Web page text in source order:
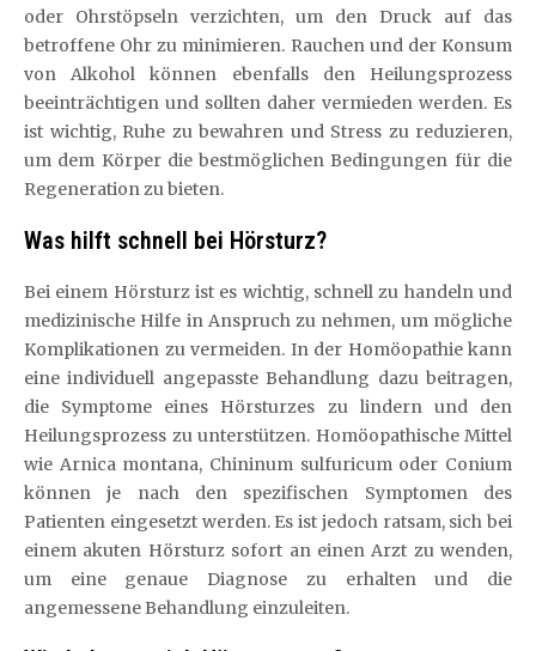
oder Ohrstöpseln verzichten, um den Druck auf das
betroffene Ohr zu minimieren. Rauchen und der Konsum
von Alkohol können ebenfalls den Heilungsprozess
beeinträchtigen und sollten daher vermieden werden. Es
ist wichtig, Ruhe zu bewahren und Stress zu reduzieren,
um dem Körper die bestmöglichen Bedingungen für die
Regeneration zu bieten.
Was hilft schnell bei Hörsturz?
Bei einem Hörsturz ist es wichtig, schnell zu handeln und
medizinische Hilfe in Anspruch zu nehmen, um mögliche
Komplikationen zu vermeiden. In der Homöopathie kann
eine individuell angepasste Behandlung dazu beitragen,
die Symptome eines Hörsturzes zu lindern und den
Heilungsprozess zu unterstützen. Homöopathische Mittel
wie Arnica montana, Chininum sulfuricum oder Conium
können je nach den spezifischen Symptomen des
Patienten eingesetzt werden. Es ist jedoch ratsam, sich bei
einem akuten Hörsturz sofort an einen Arzt zu wenden,
um eine genaue Diagnose zu erhalten und die
angemessene Behandlung einzuleiten.